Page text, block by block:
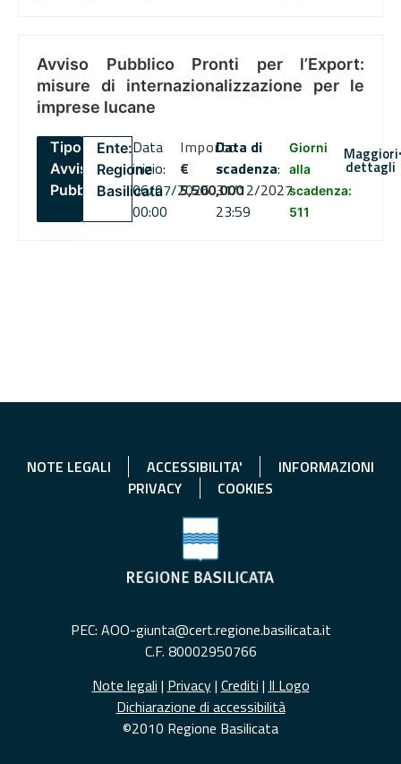
Avviso Pubblico Pronti per l’Export:
misure di internazionalizzazione per le
imprese lucane
Tipo:
Avviso
Pubblico
Ente:
Regione
Basilicata
Data
inizio:
06/07/2026
00:00
Importo
€
5,500,000
Data di
scadenza:
31/12/2027
23:59
Giorni
alla
scadenza:
511
Maggiori
dettagli
NOTE LEGALI ACCESSIBILITA'
INFORMAZIONI
PRIVACY
COOKIES
PEC: AOO-giunta@cert.regione.basilicata.it
C.F. 80002950766
Note legali | Privacy| Crediti | Il Logo
Dichiarazione di accessibilità
©2010 Regione Basilicata